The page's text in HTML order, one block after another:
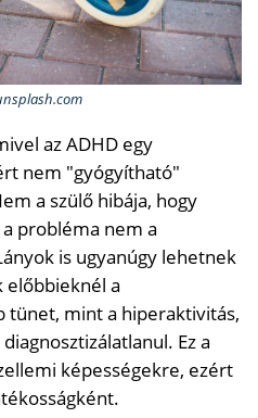
az ADHD egy
nem "gyógyítható"
a szülő hibája, hogy
probléma nem a
is ugyanúgy lehetnek
előbbieknél a
tünet, mint a hiperaktivitás,
Ez a
képességekre, ezért